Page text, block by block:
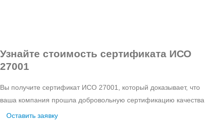
Узнайте стоимость сертификата ИСО
27001
Вы получите сертификат ИСО 27001, который доказывает, что
ваша компания прошла добровольную сертификацию качества
Оставить заявку